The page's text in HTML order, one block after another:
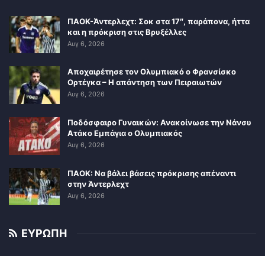
ΠΑΟΚ-Άντερλεχτ: Σοκ στα 17″, παράπονα, ήττα
και η πρόκριση στις Βρυξέλλες
Αυγ 6, 2026
Αποχαιρέτησε τον Ολυμπιακό ο Φρανσίσκο
Ορτέγκα – Η απάντηση των Πειραιωτών
Αυγ 6, 2026
Ποδόσφαιρο Γυναικών: Ανακοίνωσε την Νάνσυ
Ατάκο Εμπάγια ο Ολυμπιακός
Αυγ 6, 2026
ΠΑΟΚ: Να βάλει βάσεις πρόκρισης απέναντι
στην Άντερλεχτ
Αυγ 6, 2026
ΕΥΡΩΠΗ